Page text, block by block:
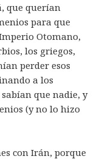
que querían
para que
Otomano,
los griegos,
perder esos
a los
que nadie, y
(y no lo hizo
con Irán, porque